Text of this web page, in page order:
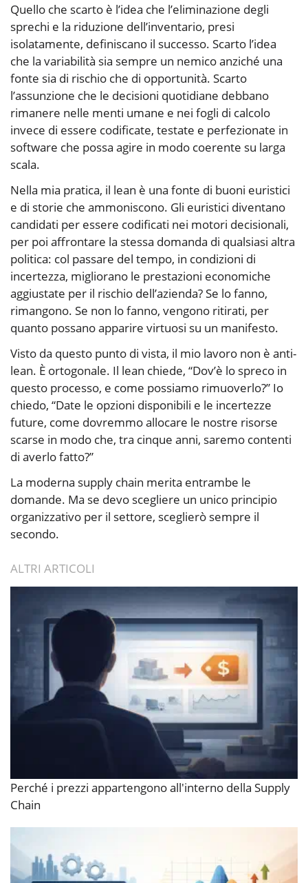
Quello che scarto è l’idea che l’eliminazione degli
sprechi e la riduzione dell’inventario, presi
isolatamente, definiscano il successo. Scarto l’idea
che la variabilità sia sempre un nemico anziché una
fonte sia di rischio che di opportunità. Scarto
l’assunzione che le decisioni quotidiane debbano
rimanere nelle menti umane e nei fogli di calcolo
invece di essere codificate, testate e perfezionate in
software che possa agire in modo coerente su larga
scala.
Nella mia pratica, il lean è una fonte di buoni euristici
e di storie che ammoniscono. Gli euristici diventano
candidati per essere codificati nei motori decisionali,
per poi affrontare la stessa domanda di qualsiasi altra
politica: col passare del tempo, in condizioni di
incertezza, migliorano le prestazioni economiche
aggiustate per il rischio dell’azienda? Se lo fanno,
rimangono. Se non lo fanno, vengono ritirati, per
quanto possano apparire virtuosi su un manifesto.
Visto da questo punto di vista, il mio lavoro non è anti-
lean. È ortogonale. Il lean chiede, “Dov’è lo spreco in
questo processo, e come possiamo rimuoverlo?” Io
chiedo, “Date le opzioni disponibili e le incertezze
future, come dovremmo allocare le nostre risorse
scarse in modo che, tra cinque anni, saremo contenti
di averlo fatto?”
La moderna supply chain merita entrambe le
domande. Ma se devo scegliere un unico principio
organizzativo per il settore, sceglierò sempre il
secondo.
ALTRI ARTICOLI
Perché i prezzi appartengono all'interno della Supply
Chain